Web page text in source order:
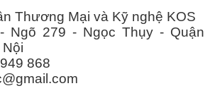
Thương Mại và Kỹ nghệ KOS
Ngõ 279 - Ngọc Thụy - Quận
868